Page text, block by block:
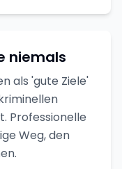
niemals
als 'gute Ziele'
Professionelle
Weg, den